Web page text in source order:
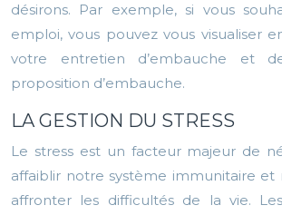
désirons. Par exemple, si vous
emploi, vous pouvez vous visualiser
votre entretien d’embauche et
proposition d’embauche.
LA GESTION DU STRESS
Le stress est un facteur majeur de
affaiblir notre système immunitaire
affronter les difficultés de la vie.